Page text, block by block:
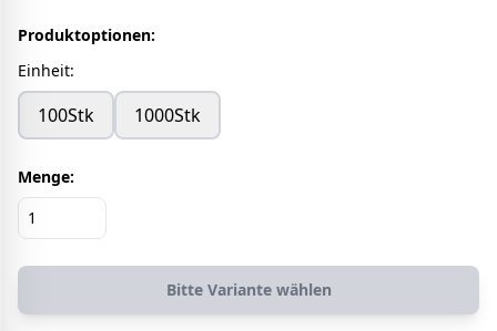
Produktoptionen:
Einheit:
100Stk 1000Stk
Menge:
Bitte Variante wählen